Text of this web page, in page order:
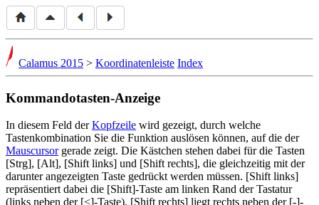
Calamus 2015 > Koordinatenleiste Index
Kommandotasten-Anzeige
In diesem Feld derKopfzeile wird gezeigt, durch welche
Tastenkombination Sie die Funktion auslösen können, auf die der
Mauscursorgerade zeigt. Die Kästchen stehen dabei für die Tasten
[Strg], [Alt], [Shift links] und [Shift rechts], die gleichzeitig mit der
darunter angezeigten Taste gedrückt werden müssen. [Shift links]
repräsentiert dabei die [Shift]-Taste am linken Rand der Tastatur
(links neben der [<]-Taste), [Shift rechts] liegt rechts neben der [-]-